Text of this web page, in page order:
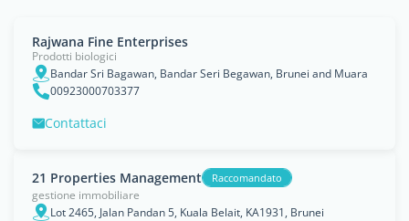
Rajwana Fine Enterprises
Prodotti biologici
Bandar Sri Bagawan, Bandar Seri Begawan, Brunei and Muara
00923000703377
Contattaci
21 Properties Management Raccomandato
gestione immobiliare
Lot 2465, Jalan Pandan 5, Kuala Belait, KA1931, Brunei